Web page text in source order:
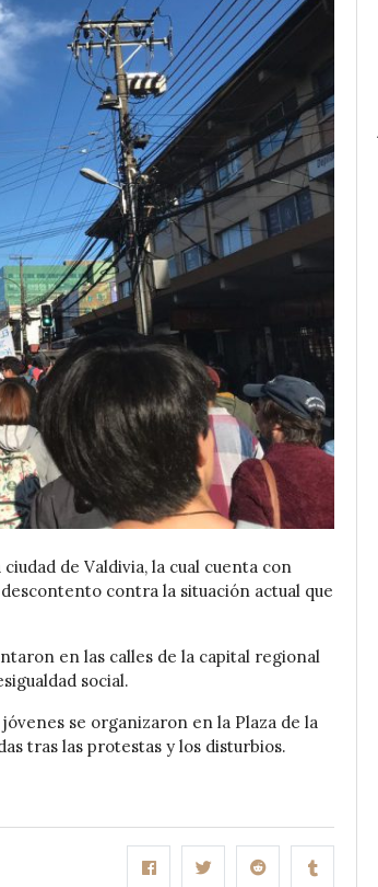
de Valdivia, la cual cuenta con
contra la situación actual que
en las calles de la capital regional
social.
se organizaron en la Plaza de la
tras las protestas y los disturbios.